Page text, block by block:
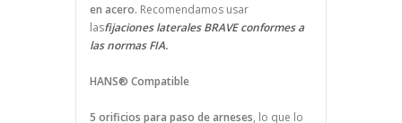
en acero. Recomendamos usar
lasfijaciones laterales BRAVE conformes a
las normas FIA.
HANS® Compatible
5 orificios para paso de arneses, lo que lo